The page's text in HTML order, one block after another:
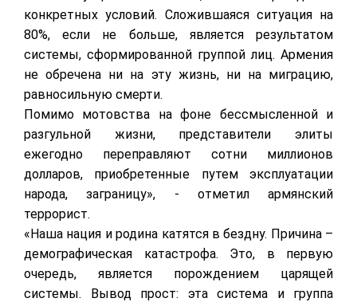
конкретных условий. Сложившаяся ситуация на
80%, если не больше, является результатом
системы, сформированной группой лиц. Армения
не обречена ни на эту жизнь, ни на миграцию,
равносильную смерти.
Помимо мотовства на фоне бессмысленной и
разгульной жизни, представители элиты
ежегодно переправляют сотни миллионов
долларов, приобретенные путем эксплуатации
народа, заграницу», - отметил армянский
террорист.
«Наша нация и родина катятся в бездну. Причина –
демографическая катастрофа. Это, в первую
очередь, является порождением царящей
системы. Вывод прост: эта система и группа